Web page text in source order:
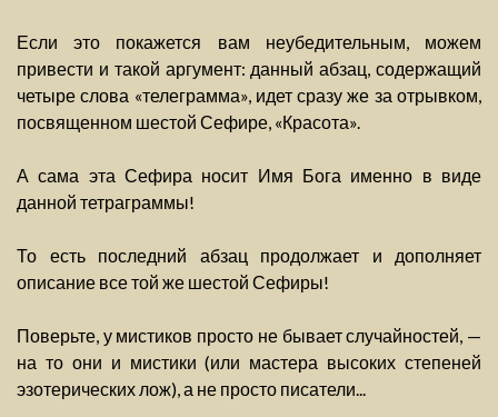
Если это покажется вам неубедительным, можем
привести и такой аргумент: данный абзац, содержащий
четыре слова «телеграмма», идет сразу же за отрывком,
посвященном шестой Сефире, «Красота».
А сама эта Сефира носит Имя Бога именно в виде
данной тетраграммы!
То есть последний абзац продолжает и дополняет
описание все той же шестой Сефиры!
Поверьте, у мистиков просто не бывает случайностей, —
на то они и мистики (или мастера высоких степеней
эзотерических лож), а не просто писатели...